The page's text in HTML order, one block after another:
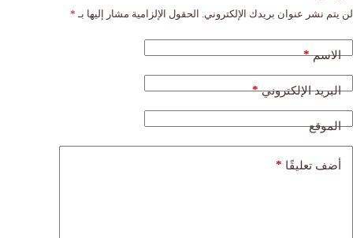
لن يتم نشر عنوان بريدك الإلكتروني. الحقول الإلزامية مشار إليها بـ *
الاسم*
البريد الإلكتروني*
الموقع
أضف تعليقًا *